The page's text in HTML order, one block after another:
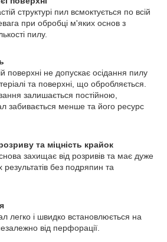
структурі пил всмоктується по всій
при обробці м'яких основ з
пилу.
поверхні не допускає осідання пилу
та поверхні, що обробляється.
залишається постійною,
забивається менше та його ресурс
та міцність крайок
захищає від розривів та має дуже
результатів без подряпин та
легко і швидко встановлюється на
від перфорації.